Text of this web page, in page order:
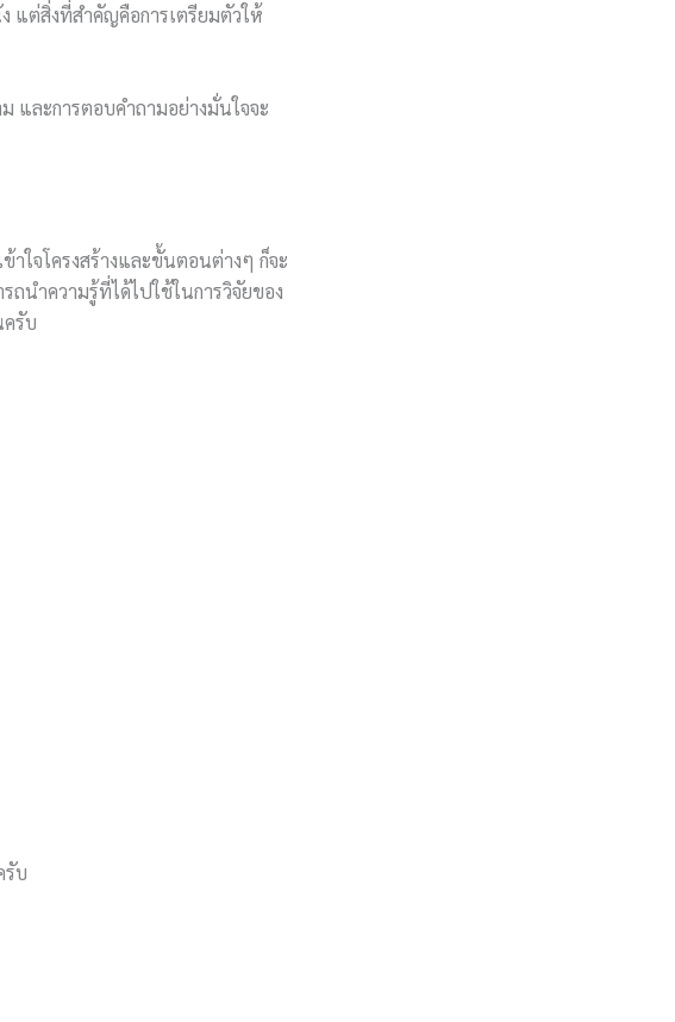
แต่สิ่งที่สำคัญคือการเตรียมตัวให้
และการตอบคำถามอย่างมั่นใจจะ
ใจโครงสร้างและขั้นตอนต่างๆ ก็จะ
นำความรู้ที่ได้ไปใช้ในการวิจัยของ
รับ
รับ